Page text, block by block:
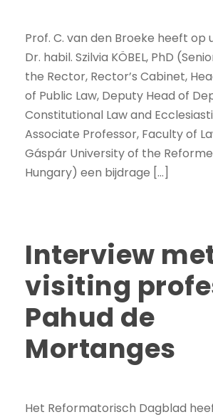
Prof. C. van den Broeke heeft op
Dr. habil. Szilvia KÖBEL, PhD
the Rector, Rector’s Cabinet,
of Public Law, Deputy Head of
Constitutional Law and
Associate Professor, Faculty of
Gáspár University of the
Hungary) een bijdrage […]
Interview
visiting
Pahud de
Mortanges
Het Reformatorisch Dagblad